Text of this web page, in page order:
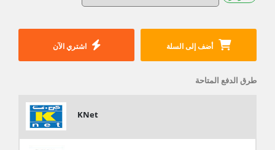
أضف إلى السلة اشتري الآن
طرق الدفع المتاحة
KNet